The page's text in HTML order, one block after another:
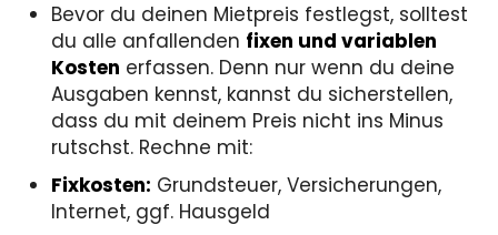
Bevor du deinen Mietpreis festlegst, solltest
du alle anfallenden fixen und variablen
Kosten erfassen. Denn nur wenn du deine
Ausgaben kennst, kannst du sicherstellen,
dass du mit deinem Preis nicht ins Minus
rutschst. Rechne mit:
Fixkosten: Grundsteuer, Versicherungen,
Internet, ggf. Hausgeld